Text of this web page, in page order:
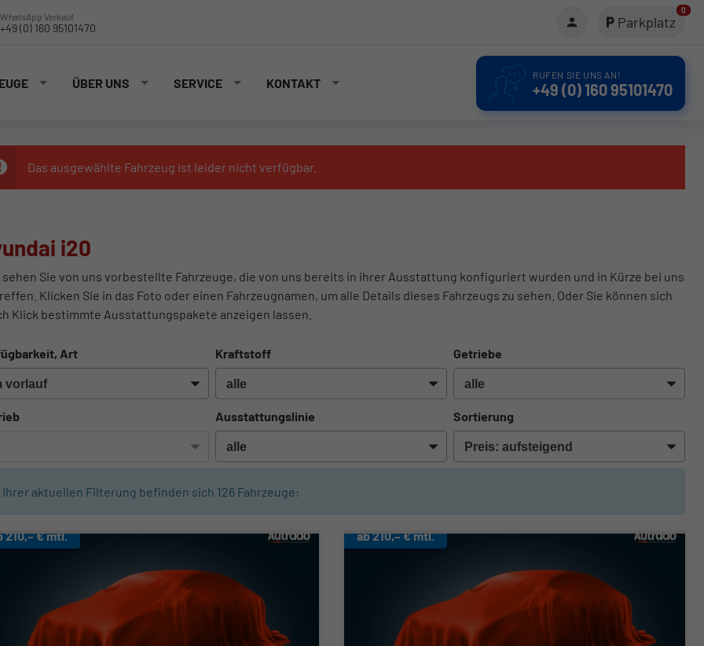
WhatsApp Verkauf
+49 (0) 160 95101470 Parkplatz
0
ÜBER UNS SERVICE KONTAKT
RUFEN SIE UNS AN!
+49 (0) 160 95101470
Das ausgewählte Fahrzeug ist leider nicht verfügbar.
i20
sehen Sie von uns vorbestellte Fahrzeuge, die von uns bereits in ihrer Ausstattung konfiguriert wurden und in Kürze bei uns
Klicken Sie in das Foto oder einen Fahrzeugnamen, um alle Details dieses Fahrzeugs zu sehen. Oder Sie können sich
Klick bestimmte Ausstattungspakete anzeigen lassen.
Art Kraftstoff Getriebe
Ausstattungslinie Sortierung
Ihrer aktuellen Filterung befinden sich 126 Fahrzeuge:
210,– € mtl. ab 210,– € mtl.